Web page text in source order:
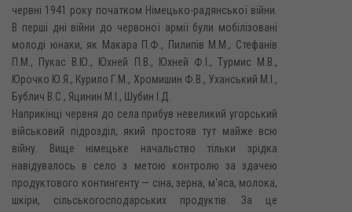
червні 1941 року початком Німецько-радянської війни.
В перші дні війни до червоної армії були мобілізовані
молоді юнаки, як Макара П.Ф., Пилипів М.М., Стефанів
П.М., Пукас В.Ю., Юхней П.В., Юхней Ф.І., Турмис М.В.,
Юрочко Ю.Я., Курило Г.М., Хромишин Ф.В., Уханський М.І.,
Бублич B.C., Яцинин М.І., Шубин І.Д.
Наприкінці червня до села прибув невеликий угорський
військовий підрозділ, який простояв тут майже всю
війну. Вище німецьке начальство тільки зрідка
навідувалось в село з метою контролю за здачею
продуктового контингенту — сіна, зерна, м'яса, молока,
шкіри, сільськогосподарських продуктів. За це